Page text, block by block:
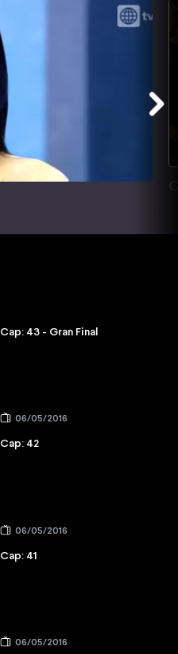
Cap: 43 - Gran Final
06/05/2016
Cap: 42
06/05/2016
Cap: 41
06/05/2016